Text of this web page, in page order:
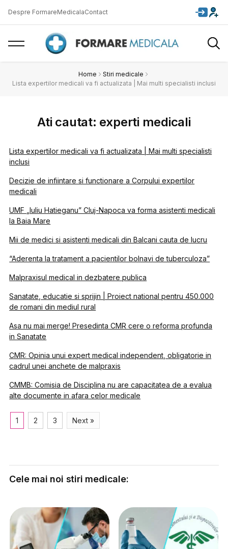
Despre FormareMedicalaContact
Home
Stiri medicale
Lista expertilor medicali va fi actualizata | Mai multi specialisti inclusi
Ati cautat: experti medicali
Lista expertilor medicali va fi actualizata | Mai multi specialisti
inclusi
Decizie de infiintare si functionare a Corpului expertilor
medicali
UMF „Iuliu Hatieganu” Cluj-Napoca va forma asistenti medicali
la Baia Mare
Mii de medici si asistenti medicali din Balcani cauta de lucru
“Aderenta la tratament a pacientilor bolnavi de tuberculoza”
Malpraxisul medical in dezbatere publica
Sanatate, educatie si sprijin | Proiect national pentru 450.000
de romani din mediul rural
Asa nu mai merge! Presedinta CMR cere o reforma profunda
in Sanatate
CMR: Opinia unui expert medical independent, obligatorie in
cadrul unei anchete de malpraxis
CMMB: Comisia de Disciplina nu are capacitatea de a evalua
alte documente in afara celor medicale
1 2 3 Next »
Cele mai noi stiri medicale: